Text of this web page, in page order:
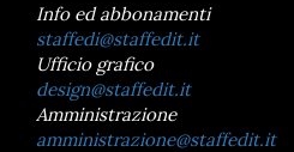
Info ed abbonamenti
staffedi@staffedit.it
Ufficio grafico
design@staffedit.it
Amministrazione
amministrazione@staffedit.it